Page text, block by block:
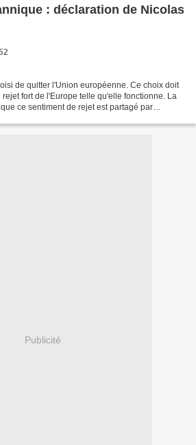
: déclaration de Nicolas
de quitter l'Union européenne. Ce choix doit
fort de l'Europe telle qu'elle fonctionne. La
ce sentiment de rejet est partagé par
Publicité